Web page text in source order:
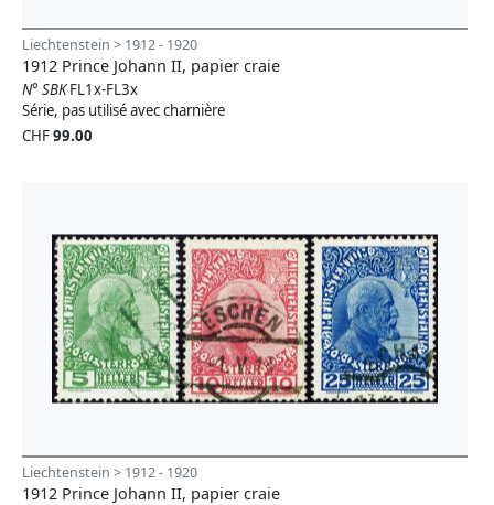
Liechtenstein > 1912 - 1920
1912 Prince Johann II, papier craie
N° SBKFL1x-FL3x
Série, pas utilisé avec charnière
CHF99.00
Liechtenstein > 1912 - 1920
1912 Prince Johann II, papier craie